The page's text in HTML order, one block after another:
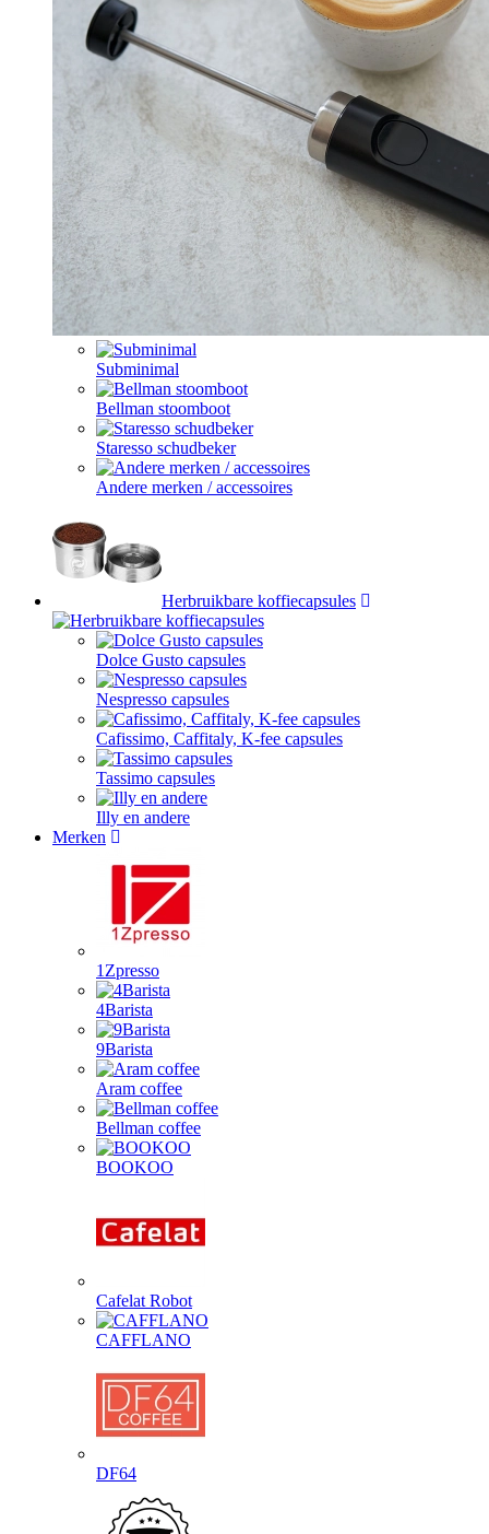
Subminimal
Bellman stoomboot
Staresso schudbeker
Andere merken / accessoires
Herbruikbare koffiecapsules
Dolce Gusto capsules
Nespresso capsules
Cafissimo, Caffitaly, K-fee capsules
Tassimo capsules
Illy en andere
Merken
1Zpresso
4Barista
9Barista
Aram coffee
Bellman coffee
BOOKOO
Cafelat Robot
CAFFLANO
DF64